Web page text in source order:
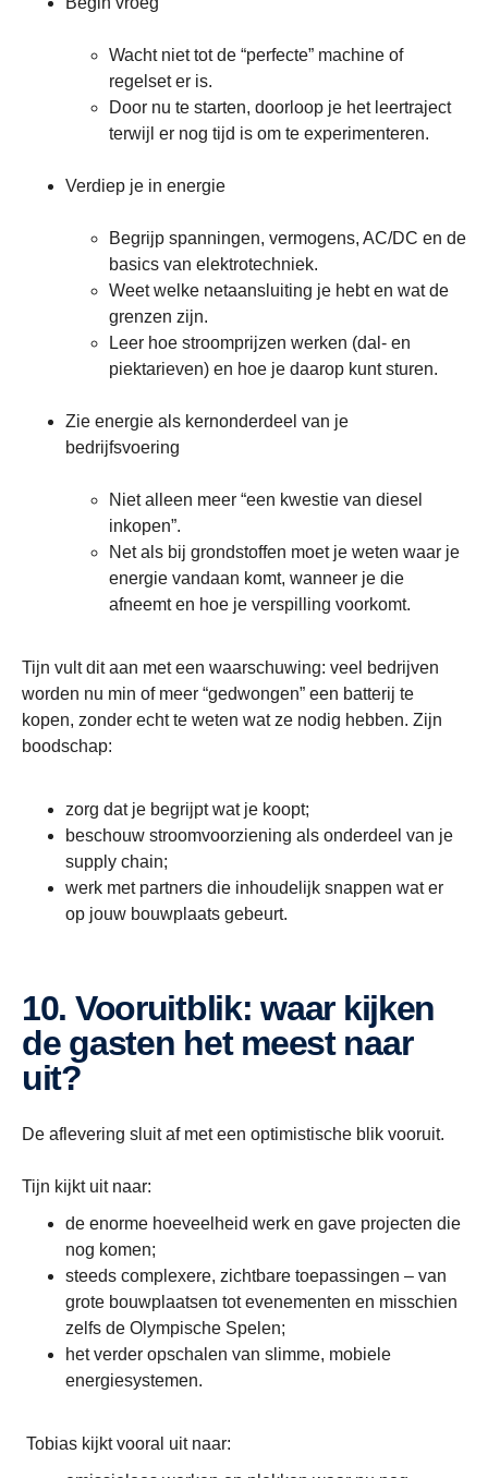
Wacht niet tot de “perfecte” machine of
regelset er is.
Door nu te starten, doorloop je het leertraject
terwijl er nog tijd is om te experimenteren.
Verdiep je in energie
Begrijp spanningen, vermogens, AC/DC en de
basics van elektrotechniek.
Weet welke netaansluiting je hebt en wat de
grenzen zijn.
Leer hoe stroomprijzen werken (dal- en
piektarieven) en hoe je daarop kunt sturen.
Zie energie als kernonderdeel van je
bedrijfsvoering
Niet alleen meer “een kwestie van diesel
inkopen”.
Net als bij grondstoffen moet je weten waar je
energie vandaan komt, wanneer je die
afneemt en hoe je verspilling voorkomt.
Tijn vult dit aan met een waarschuwing: veel bedrijven
worden nu min of meer “gedwongen” een batterij te
kopen, zonder echt te weten wat ze nodig hebben. Zijn
boodschap:
zorg dat je begrijpt wat je koopt;
beschouw stroomvoorziening als onderdeel van je
supply chain;
werk met partners die inhoudelijk snappen wat er
op jouw bouwplaats gebeurt.
10. Vooruitblik: waar kijken
de gasten het meest naar
uit?
De aflevering sluit af met een optimistische blik vooruit.
Tijn kijkt uit naar:
de enorme hoeveelheid werk en gave projecten die
nog komen;
steeds complexere, zichtbare toepassingen – van
grote bouwplaatsen tot evenementen en misschien
zelfs de Olympische Spelen;
het verder opschalen van slimme, mobiele
energiesystemen.
Tobias kijkt vooral uit naar: